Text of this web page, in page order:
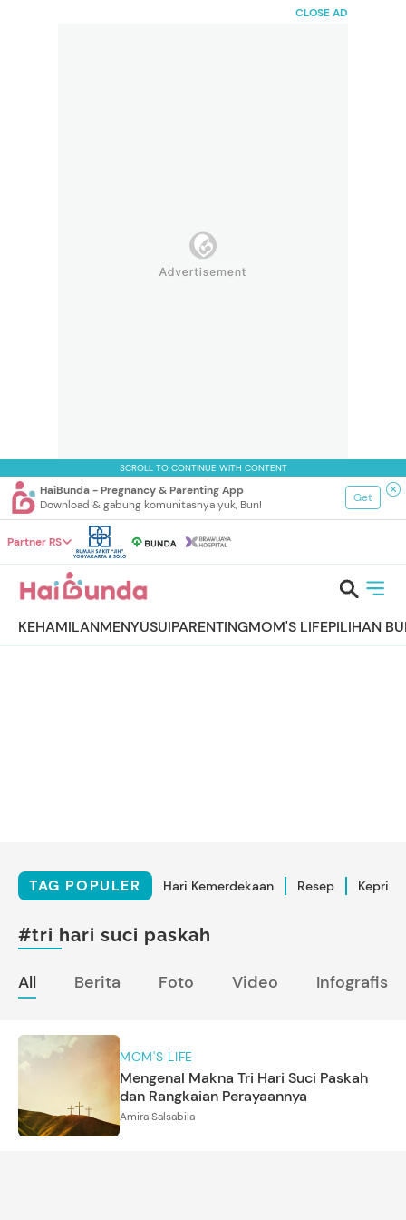
CLOSE AD
SCROLL TO CONTINUE WITH CONTENT
HaiBunda - Pregnancy & Parenting App
Download & gabung komunitasnya yuk, Bun!
Get
Partner RS
KEHAMILANMENYUSUIPARENTINGMOM'S LIFEPILIHAN
TAG POPULER Hari Kemerdekaan Resep
#tri hari suci paskah
All Berita Foto Video Infografis
MOM'S LIFE
Mengenal Makna Tri Hari Suci Paskah
dan Rangkaian Perayaannya
Amira Salsabila